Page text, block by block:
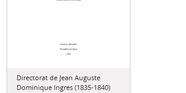
Directorat de Jean Auguste
Dominique Ingres (1835-1840)